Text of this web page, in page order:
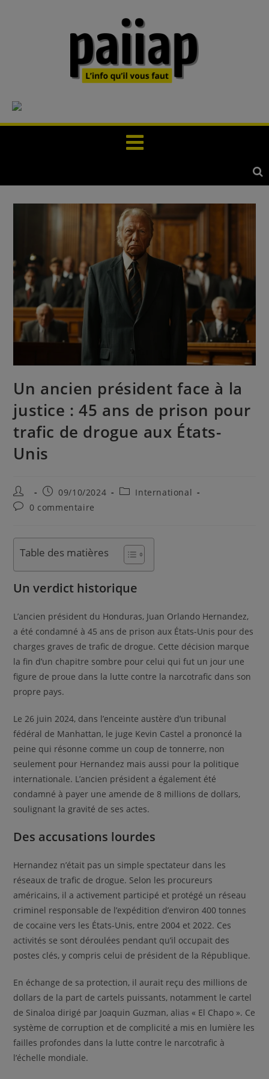
Un ancien président face à la
justice : 45 ans de prison pour
trafic de drogue aux États-
Unis
09/10/2024
International
0 commentaire
Table des matières
Un verdict historique
L’ancien président du Honduras, Juan Orlando Hernandez,
a été condamné à 45 ans de prison aux États-Unis pour des
charges graves de trafic de drogue. Cette décision marque
la fin d’un chapitre sombre pour celui qui fut un jour une
figure de proue dans la lutte contre la narcotrafic dans son
propre pays.
Le 26 juin 2024, dans l’enceinte austère d’un tribunal
fédéral de Manhattan, le juge Kevin Castel a prononcé la
peine qui résonne comme un coup de tonnerre, non
seulement pour Hernandez mais aussi pour la politique
internationale. L’ancien président a également été
condamné à payer une amende de 8 millions de dollars,
soulignant la gravité de ses actes.
Des accusations lourdes
Hernandez n’était pas un simple spectateur dans les
réseaux de trafic de drogue. Selon les procureurs
américains, il a activement participé et protégé un réseau
criminel responsable de l’expédition d’environ 400 tonnes
de cocaïne vers les États-Unis, entre 2004 et 2022. Ces
activités se sont déroulées pendant qu’il occupait des
postes clés, y compris celui de président de la République.
En échange de sa protection, il aurait reçu des millions de
dollars de la part de cartels puissants, notamment le cartel
de Sinaloa dirigé par Joaquin Guzman, alias « El Chapo ». Ce
système de corruption et de complicité a mis en lumière les
failles profondes dans la lutte contre le narcotrafic à
l’échelle mondiale.